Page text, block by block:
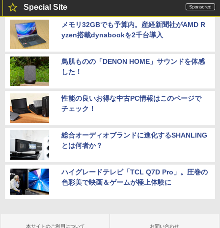
Special Site
メモリ32GBでも予算内。産経新聞社がAMD R
yzen搭載dynabookを2千台導入
鳥肌ものの「DENON HOME」サウンドを体感
した！
性能の良いお得な中古PC情報はこのページで
チェック！
総合オーディオブランドに進化するSHANLING
とは何者か？
ハイグレードテレビ「TCL Q7D Pro」。圧巻の
色彩美で映画＆ゲームが極上体験に
本サイトのご利用について お問い合わせ